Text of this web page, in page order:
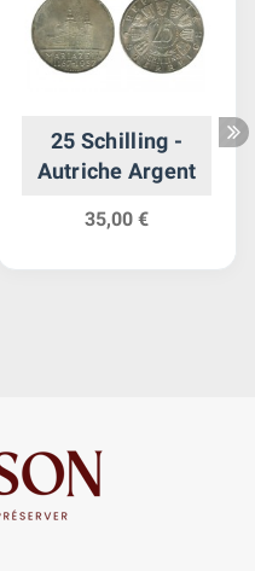
25 Schilling -
Autriche Argent
35,00 €